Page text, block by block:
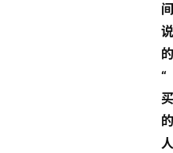
间
说
的
“
买
的
人